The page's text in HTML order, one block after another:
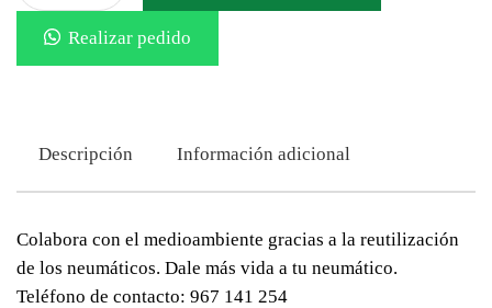
Realizar pedido
Descripción Información adicional
Colabora con el medioambiente gracias a la reutilización
de los neumáticos. Dale más vida a tu neumático.
Teléfono de contacto: 967 141 254